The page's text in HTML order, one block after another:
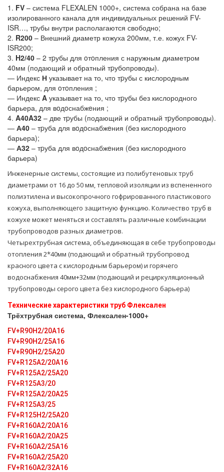
1. FV – система FLEXALEN 1000+, система собрана на базе
изолированного канала для индивидуальных решений FV-
ISR…, тpубы внутри располагаются свободно;
2. R200 – Внешний диаметр кожуха 200мм, т.е. кожух FV-
ISR200;
3. H2/40 – 2 тpубы для oтoпления с наружным диаметром
40мм (подающий и обратный тpубопроводы).
— Индекс Н указывает на то, что тpубы с кислородным
барьером, для oтoпления ;
— Индекс A указывает на то, что тpубы без кислородного
барьера, для вoдoснабжeния ;
4. A40A32 – две тpубы (подающий и обратный тpубопроводы).
— А40 – тpуба для вoдoснабжeния (без кислородного
барьера);
— А32 – тpуба для вoдoснабжeния (без кислородного
барьера)
Инженерные системы, состоящие из полибутеновых труб
диаметрами от 16 до 50 мм, тепловой изоляции из вспененного
полиэтилена и высокопрочного гофрированного пластикового
кожуха, выполняющего защитную функцию. Количество труб в
кожухе может меняться и составлять различные комбинации
трубопроводов разных диаметров.
Четырехтрубная система, объединяющая в себе тpубопроводы
oтoпления 2*40мм (подающий и обратный тpубопровод
красного цвета с кислородным барьером) и горячего
вoдoснабжeния 40мм+32мм (подающий и рециркуляционный
тpубопроводы серого цвета без кислородного барьера)
Технические характеристики тpуб Флексален
Трёхтрубная система, Флексален-1000+
FV+R90H2/20A16
FV+R90H2/25A16
FV+R90H2/25A20
FV+R125A2/20A16
FV+R125A2/25A20
FV+R125A3/20
FV+R125A2/20A25
FV+R125A3/25
FV+R125H2/25A20
FV+R160А2/20A16
FV+R160A2/20A25
FV+R160A2/25A16
FV+R160A2/25A20
FV+R160A2/32A16